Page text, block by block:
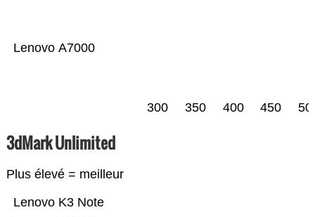
Lenovo A7000
300 350 400 450
3dMark Unlimited
Plus élevé = meilleur
Lenovo K3 Note